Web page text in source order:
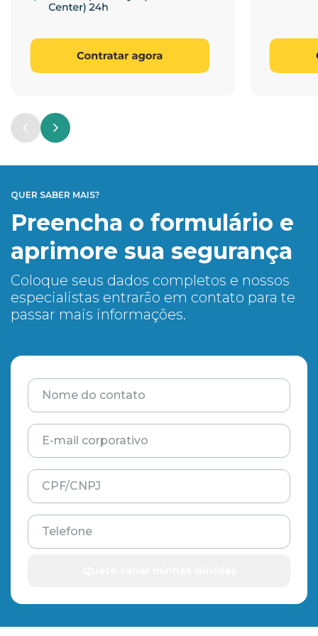
QUER SABER MAIS?
Preencha o formulário e
aprimore sua segurança
Coloque seus dados completos e nossos
especialistas entrarão em contato para te
passar mais informações.
Nome do contato
E-mail corporativo
CPF/CNPJ
Telefone